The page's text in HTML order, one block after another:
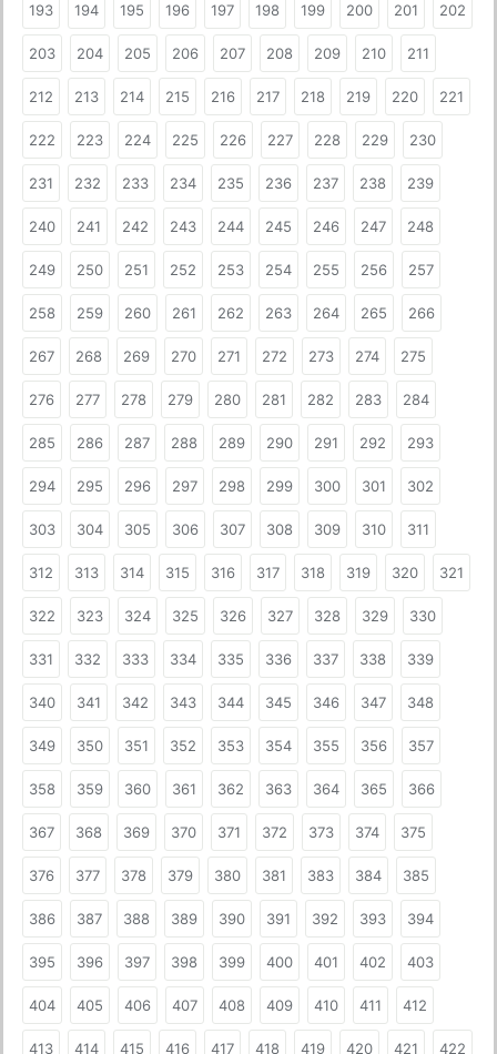
193 194 195 196 197 198 199 200 201 202
203 204 205 206 207 208 209 210 211
212 213 214 215 216 217 218 219 220 221
222 223 224 225 226 227 228 229 230
231 232 233 234 235 236 237 238 239
240 241 242 243 244 245 246 247 248
249 250 251 252 253 254 255 256 257
258 259 260 261 262 263 264 265 266
267 268 269 270 271 272 273 274 275
276 277 278 279 280 281 282 283 284
285 286 287 288 289 290 291 292 293
294 295 296 297 298 299 300 301 302
303 304 305 306 307 308 309 310 311
312 313 314 315 316 317 318 319 320 321
322 323 324 325 326 327 328 329 330
331 332 333 334 335 336 337 338 339
340 341 342 343 344 345 346 347 348
349 350 351 352 353 354 355 356 357
358 359 360 361 362 363 364 365 366
367 368 369 370 371 372 373 374 375
376 377 378 379 380 381 383 384 385
386 387 388 389 390 391 392 393 394
395 396 397 398 399 400 401 402 403
404 405 406 407 408 409 410 411 412
413 414 415 416 417 418 419 420 421 422